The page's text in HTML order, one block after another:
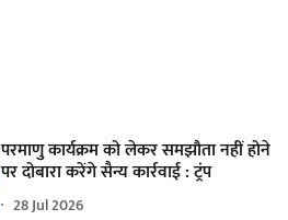
परमाणु कार्यक्रम को लेकर समझौता नहीं होने
पर दोबारा करेंगे सैन्य कार्रवाई : ट्रंप
28 Jul 2026